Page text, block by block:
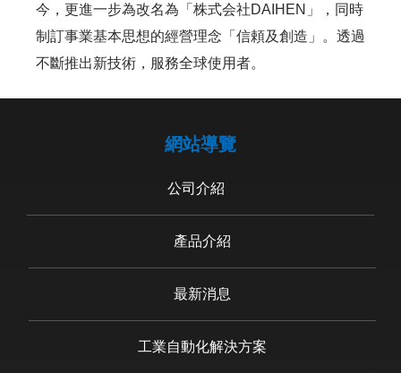
今，更進一步為改名為「株式会社DAIHEN」，同時
制訂事業基本思想的經營理念「信頼及創造」。透過
不斷推出新技術，服務全球使用者。
網站導覽
公司介紹
產品介紹
最新消息
工業自動化解決方案